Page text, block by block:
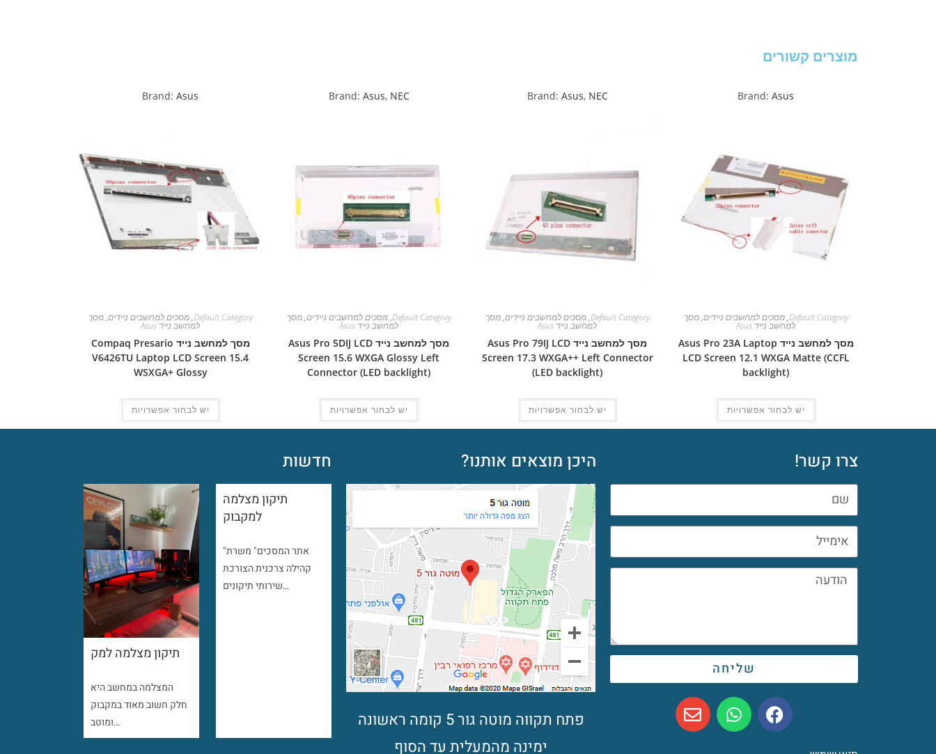
מוצרים קשורים
Brand: Asus
Default Category
,מסכים למחשבים ניידים,מסך
למחשב נייד Asus
מסך למחשב נייד Asus Pro 23A Laptop
LCD Screen 12.1 WXGA Matte (CCFL
backlight)
יש לבחור אפשרויות
Brand: Asus, NEC
Default Category
,מסכים למחשבים ניידים,מסך
למחשב נייד Asus
מסך למחשב נייד Asus Pro 79IJ LCD
Screen 17.3 WXGA++ Left Connector
(LED backlight)
יש לבחור אפשרויות
Brand: Asus, NEC
Default Category
,מסכים למחשבים ניידים,מסך
למחשב נייד Asus
מסך למחשב נייד Asus Pro 5DIJ LCD
Screen 15.6 WXGA Glossy Left
Connector (LED backlight)
יש לבחור אפשרויות
Brand: Asus
Default Category
,מסכים למחשבים ניידים,מסך
למחשב נייד Asus
מסך למחשב נייד Compaq Presario
V6426TU Laptop LCD Screen 15.4
WSXGA+ Glossy
יש לבחור אפשרויות
צרו קשר!
שליחה
היכן מוצאים אותנו?
פתח תקווה מוטה גור 5 קומה ראשונה
ימינה מהמעלית עד הסוף
חדשות
תיקון מצלמה למק
המצלמה במחשב היא
חלק חשוב מאוד במקבוק
ומוטב…
תיקון מצלמה
למקבוק
"אתר המסכים" משרת
קהילה צרכנית הצורכת
שירותי תיקונים…